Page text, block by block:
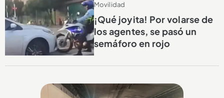
Movilidad
¡Qué joyita! Por volarse de
los agentes, se pasó un
semáforo en rojo